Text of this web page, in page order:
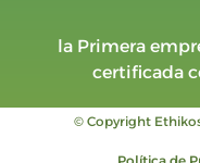
la Primera
certificada
© Copyright